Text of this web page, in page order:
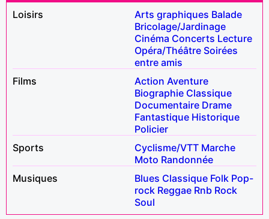
Loisirs
Arts graphiques Balade
Bricolage/Jardinage
Cinéma Concerts Lecture
Opéra/Théâtre Soirées
entre amis
Films
Action Aventure
Biographie Classique
Documentaire Drame
Fantastique Historique
Policier
Sports
Cyclisme/VTT Marche
Moto Randonnée
Musiques
Blues Classique Folk Pop-
rock Reggae Rnb Rock
Soul